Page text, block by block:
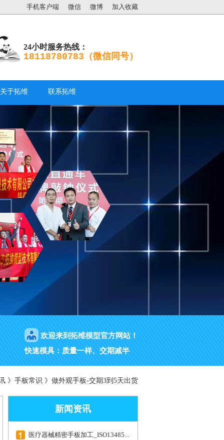
手机客户端 微信 微博 加入收藏
24小时服务热线：
18118780783（微信同号）
关于拓维 联系拓维
欢迎来到拓维模型官方网站！
快速模具：质量一样、交期减半
》 手板常识 》 做外观手板-交期3到5天出货
新闻资讯
医疗器械精密手板加工_ISO13485...